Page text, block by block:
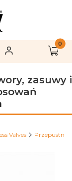
Zaloguj się
zasuwy i
Valves